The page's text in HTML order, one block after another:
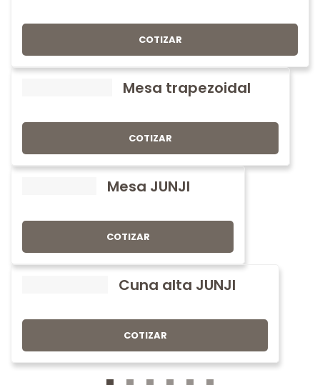
COTIZAR
Mesa trapezoidal
COTIZAR
Mesa JUNJI
COTIZAR
Cuna alta JUNJI
COTIZAR